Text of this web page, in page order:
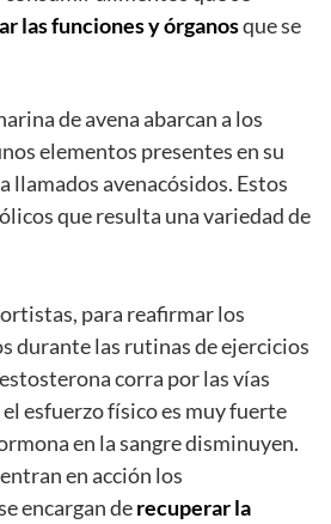
las funciones y órganosque se
de avena abarcan a los
elementos presentes en su
llamados avenacósidos. Estos
que resulta una variedad de
para reafirmar los
durante las rutinas de ejercicios
corra por las vías
esfuerzo físico es muy fuerte
en la sangre disminuyen.
en acción los
encargan derecuperar la